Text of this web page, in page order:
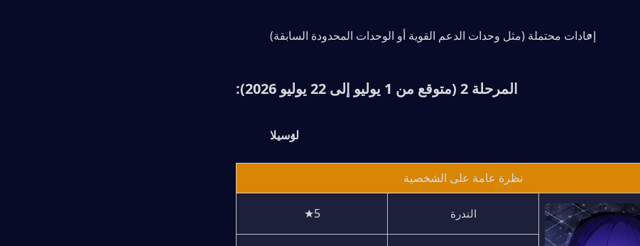
إعادات محتملة (مثل وحدات الدعم القوية أو الوحدات المحدودة السابقة)
المرحلة 2 (متوقع من 1 يوليو إلى 22 يوليو 2026):
لوسيلا
نظرة عامة على الشخصية
الندرة 5★